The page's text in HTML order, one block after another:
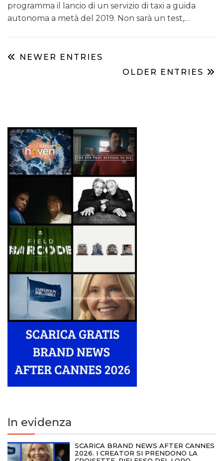
programma il lancio di un servizio di taxi a guida
autonoma a metà del 2019. Non sarà un test,…
NEWER ENTRIES
OLDER ENTRIES
In evidenza
SCARICA BRAND NEWS AFTER CANNES
2026. I CREATOR SI PRENDONO LA